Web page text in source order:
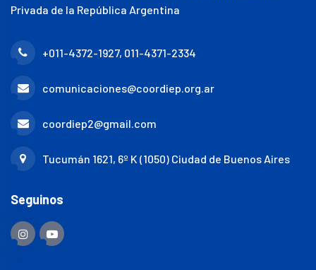
Privada de la República Argentina
+011-4372-1927, 011-4371-2334
comunicaciones@coordiep.org.ar
coordiep2@gmail.com
Tucumán 1621, 6º K (1050) Ciudad de Buenos Aires
Seguinos